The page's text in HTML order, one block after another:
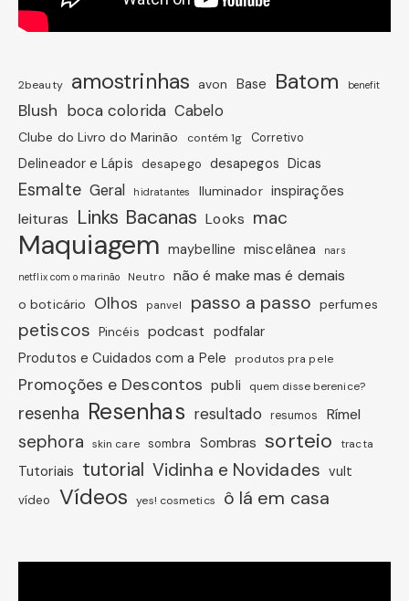
2beauty amostrinhas avon Base Batom benefit
Blush boca colorida Cabelo
Clube do Livro do Marinão contém 1g Corretivo
Delineador e Lápis desapego desapegos Dicas
Esmalte Geral hidratantes Iluminador inspirações
leituras Links Bacanas Looks mac
Maquiagem maybelline miscelânea nars
netflix com o marinão Neutro não é make mas é demais
o boticário Olhos panvel passo a passo perfumes
petiscos Pincéis podcast podfalar
Produtos e Cuidados com a Pele
produtos pra pele
Promoções e Descontos publi quem disse berenice?
resenha Resenhas resultado resumos Rímel
sephora skin care sombra Sombras sorteio tracta
Tutoriais tutorial Vidinha e Novidades vult
vídeo Vídeos yes! cosmetics ô lá em casa